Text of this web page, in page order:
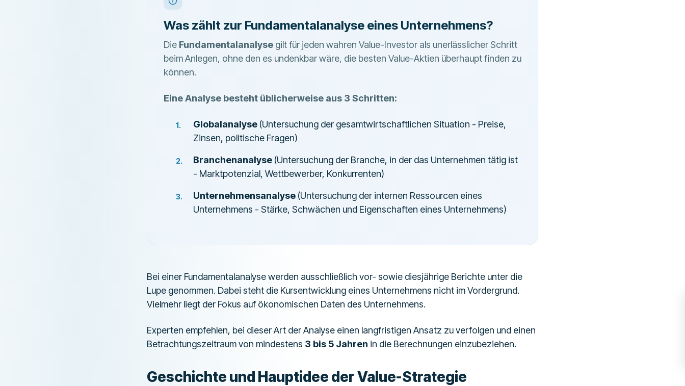
Was zählt zur Fundamentalanalyse eines Unternehmens?
Die Fundamentalanalyse gilt für jeden wahren Value-Investor als unerlässlicher Schritt
beim Anlegen, ohne den es undenkbar wäre, die besten Value-Aktien überhaupt finden zu
können.
Eine Analyse besteht üblicherweise aus 3 Schritten:
Globalanalyse (Untersuchung der gesamtwirtschaftlichen Situation - Preise,
Zinsen, politische Fragen)
Branchenanalyse (Untersuchung der Branche, in der das Unternehmen tätig ist
- Marktpotenzial, Wettbewerber, Konkurrenten)
Unternehmensanalyse (Untersuchung der internen Ressourcen eines
Unternehmens - Stärke, Schwächen und Eigenschaften eines Unternehmens)
Bei einer Fundamentalanalyse werden ausschließlich vor- sowie diesjährige Berichte unter die
Lupe genommen. Dabei steht die Kursentwicklung eines Unternehmens nicht im Vordergrund.
Vielmehr liegt der Fokus auf ökonomischen Daten des Unternehmens.
Experten empfehlen, bei dieser Art der Analyse einen langfristigen Ansatz zu verfolgen und einen
Betrachtungszeitraum von mindestens 3 bis 5 Jahren in die Berechnungen einzubeziehen.
Geschichte und Hauptidee der Value-Strategie